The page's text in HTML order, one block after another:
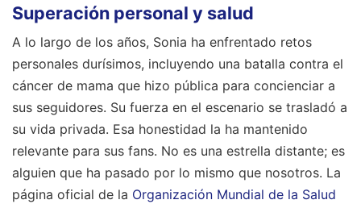
Superación personal y salud
A lo largo de los años, Sonia ha enfrentado retos
personales durísimos, incluyendo una batalla contra el
cáncer de mama que hizo pública para concienciar a
sus seguidores. Su fuerza en el escenario se trasladó a
su vida privada. Esa honestidad la ha mantenido
relevante para sus fans. No es una estrella distante; es
alguien que ha pasado por lo mismo que nosotros. La
página oficial de la Organización Mundial de la Salud